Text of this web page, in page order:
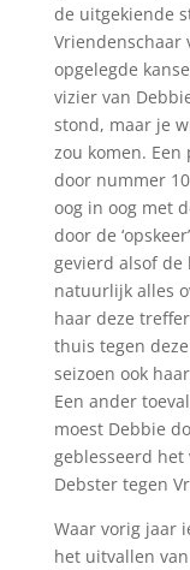
de uitgekiende
Vriendenschaar
opgelegde
vizier van
stond, maar je
zou komen.
door nummer
oog in oog met
door de
gevierd alsof de
natuurlijk alles
haar deze
thuis tegen
seizoen ook
Een ander
moest Debbie
geblesseerd
Debster tegen
Waar vorig jaar
het uitvallen